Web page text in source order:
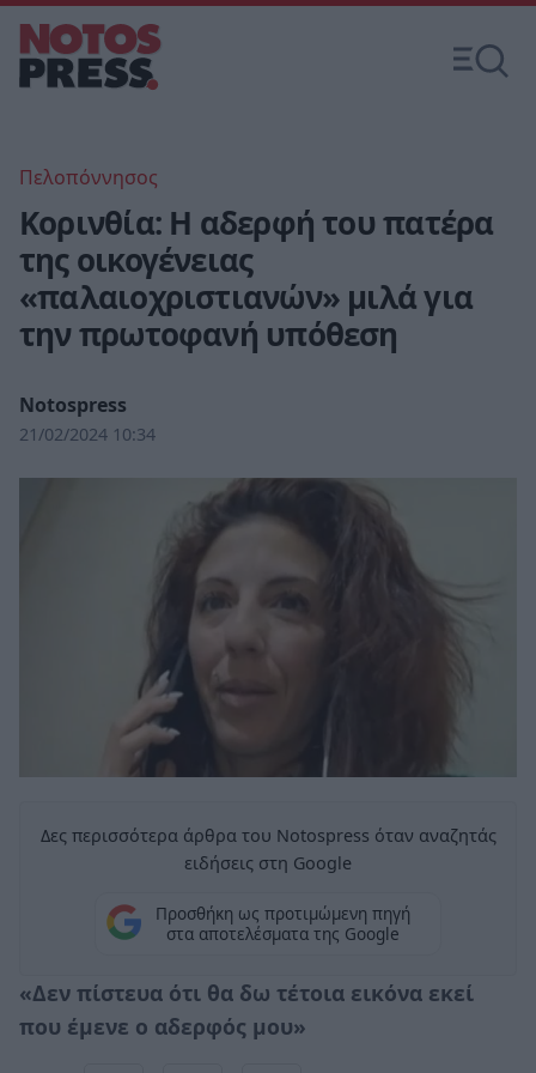
Πελοπόννησος
Κορινθία: Η αδερφή του πατέρα
της οικογένειας
«παλαιοχριστιανών» μιλά για
την πρωτοφανή υπόθεση
Notospress
21/02/2024 10:34
Δες περισσότερα άρθρα του Notospress όταν αναζητάς
ειδήσεις στη Google
Προσθήκη ως προτιμώμενη πηγή
στα αποτελέσματα της Google
«Δεν πίστευα ότι θα δω τέτοια εικόνα εκεί
που έμενε ο αδερφός μου»